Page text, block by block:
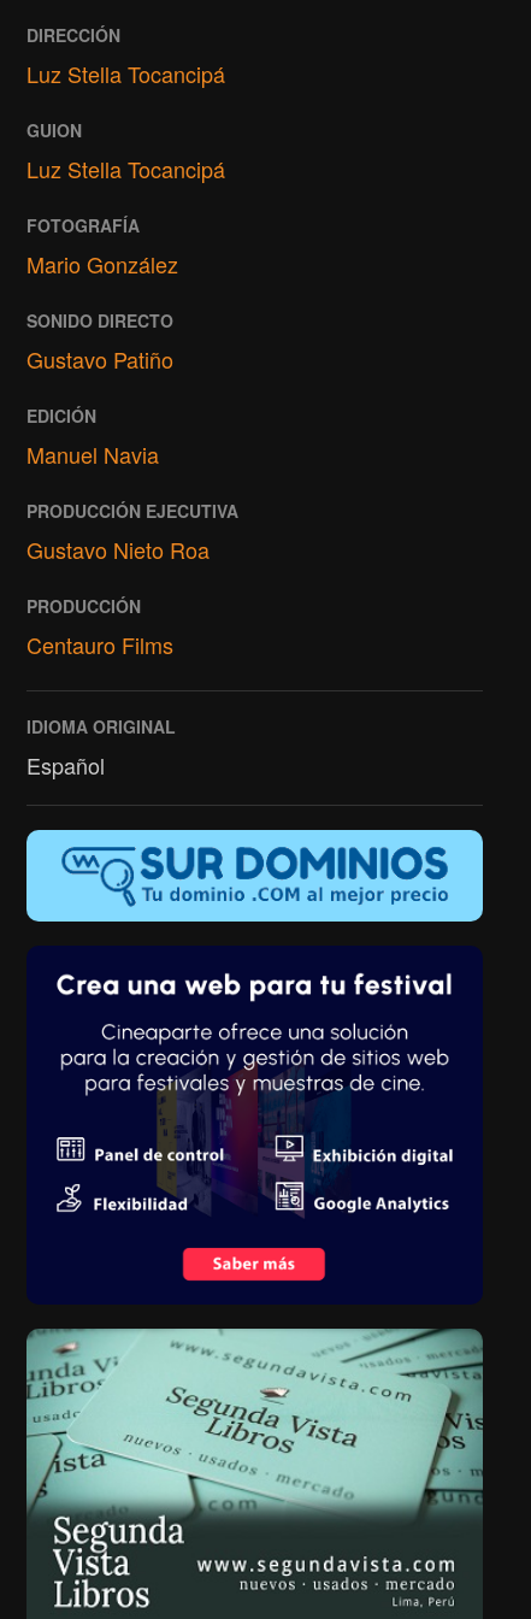
DIRECCIÓN
Luz Stella Tocancipá
GUION
Luz Stella Tocancipá
FOTOGRAFÍA
Mario González
SONIDO DIRECTO
Gustavo Patiño
EDICIÓN
Manuel Navia
PRODUCCIÓN EJECUTIVA
Gustavo Nieto Roa
PRODUCCIÓN
Centauro Films
IDIOMA ORIGINAL
Español